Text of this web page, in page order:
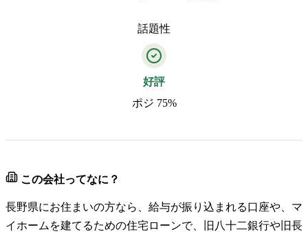
話題性
好評
ポジ 75%
この会社ってなに？
長野県にお住まいの方なら、給与が振り込まれる口座や、マ
イホームを建てるための住宅ローンで、旧八十二銀行や旧長